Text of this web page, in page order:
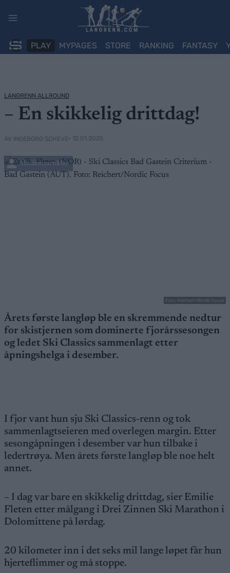
PLAY MYPAGES STORE RANKING FANTASY
LANGRENN ALLROUND
– En skikkelig drittdag!
AV INGEBORG SCHEVE• 12.01.2025
Medlemsartikler
Foto: Reichert/Nordic Focus
Årets første langløp ble en skremmende nedtur
for skistjernen som dominerte fjorårssesongen
og ledet Ski Classics sammenlagt etter
åpningshelga i desember.
I fjor vant hun sju Ski Classics-renn og tok
sammenlagtseieren med overlegen margin. Etter
sesongåpningen i desember var hun tilbake i
ledertrøya. Men årets første langløp ble noe helt
annet.
– I dag var bare en skikkelig drittdag, sier Emilie
Fleten etter målgang i Drei Zinnen Ski Marathon i
Dolomittene på lørdag.
20 kilometer inn i det seks mil lange løpet får hun
hjerteflimmer og må stoppe.